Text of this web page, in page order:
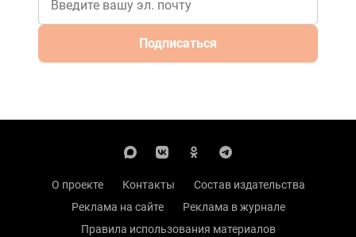
Подписаться
О проекте Контакты
Состав издательства
Реклама на сайте
Реклама в журнале
Правила использования материалов